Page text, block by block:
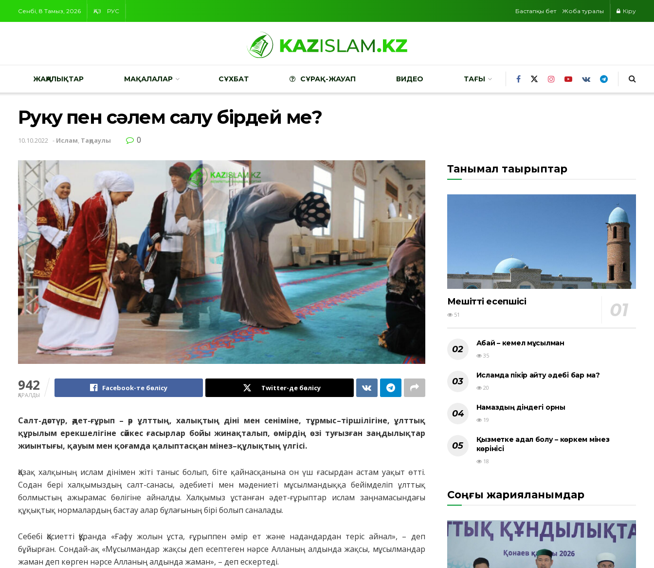
Сенбі, 8 Тамыз, 2026 ҚАЗ РУС Бастапқы бет Жоба туралы Кіру
ЖАҢАЛЫҚТАР МАҚАЛАЛАР СҰХБАТ СҰРАҚ-ЖАУАП ВИДЕО ТАҒЫ
Рукуғ пен сәлем салу бірдей ме?
10.10.2022 - Ислам, Таңдаулы 0
942
ҚАРАЛДЫ
Facebook-те бөлісу Twitter-де бөлісу
Салт-дәстүр, әдет-ғұрып – әр ұлттың, халықтың діні мен сеніміне, тұрмыс–тіршілігіне, ұлттық
құрылым ерекшелігіне сәйкес ғасырлар бойы жинақталып, өмірдің өзі туғызған заңдылықтар
жиынтығы, қауым мен қоғамда қалыптасқан мінез–құлықтың үлгісі.
Қазақ халқының ислам дінімен жіті таныс болып, біте қайнасқанына он үш ғасырдан астам уақыт өтті.
Содан бері халқымыздың салт-санасы, әдебиеті мен мәдениеті мұсылмандыққа бейімделіп ұлттық
болмыстың ажырамас бөлігіне айналды. Халқымыз ұстанған әдет-ғұрыптар ислам заңнамасындағы
құқықтық нормалардың бастау алар бұлағының бірі болып саналады.
Себебі Қасиетті Құранда «Ғафу жолын ұста, ғұрыппен әмір ет және надандардан теріс айнал», – деп
бұйырған. Сондай-ақ «Мұсылмандар жақсы деп есептеген нәрсе Алланың алдында жақсы, мұсылмандар
жаман деп көрген нәрсе Алланың алдында жаман», – деп ескертеді.
Танымал тақырыптар
Мешіттің есепшісі
51
Абай – кемел мұсылман
35
Исламда пікір айту әдебі бар ма?
20
Намаздың діндегі орны
19
Қызметке адал болу – көркем мінез
көрінісі
18
Соңғы жарияланымдар